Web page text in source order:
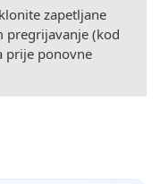
zapetljane
pregrijavanje (kod
prije ponovne